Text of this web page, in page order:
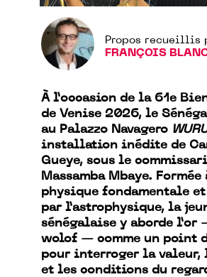
Propos recueillis
FRANÇOIS
À l’occasion de la 61e
de Venise 2026, le
au Palazzo Navagero
installation inédite de
Gueye, sous le
Massamba Mbaye. Formée
physique fondamentale
par l’astrophysique, la
sénégalaise y aborde l’or
wolof — comme un point
pour interroger la valeur,
et les conditions du